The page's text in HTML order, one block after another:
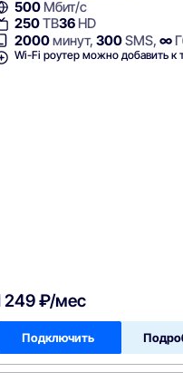
500 Мбит/с
250ТВ36 HD
2000минут,300SMS,∞
Wi-Fi роутер можно добавить к
249 ₽/мес
Подключить